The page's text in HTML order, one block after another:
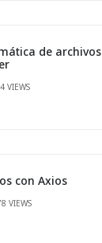
de archivos
VIEWS
con Axios
VIEWS